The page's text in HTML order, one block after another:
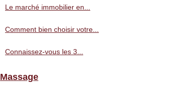
Le marché immobilier en...
Comment bien choisir votre...
Connaissez-vous les 3...
Massage